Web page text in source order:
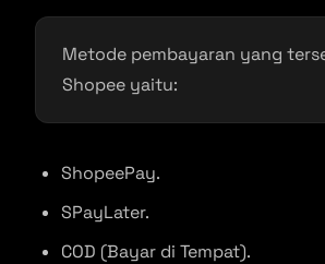
Metode pembayaran yang
Shopee yaitu:
ShopeePay.
SPayLater.
COD (Bayar di Tempat).